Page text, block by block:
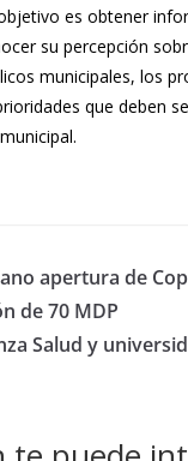
es obtener
su percepción
municipales, los
que deben
apertura de
de 70 MDP
Salud y